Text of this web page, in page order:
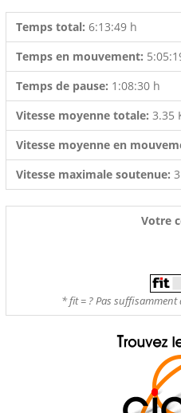
Temps total: 6:13:49 h
Temps en mouvement:
Temps de pause: 1:08:30 h
Vitesse moyenne totale: 3.35
Vitesse moyenne en
Vitesse maximale soutenue:
Votre
* fit = ? Pas